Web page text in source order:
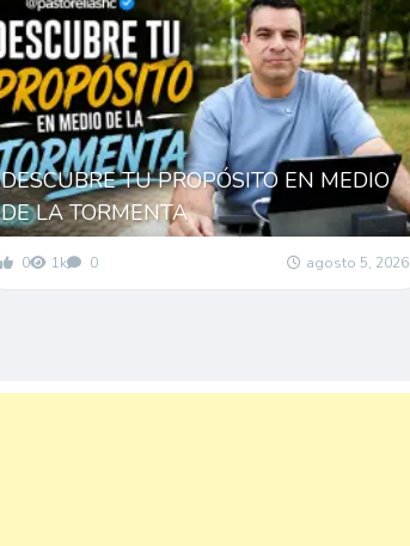
DESCUBRE TU PROPÓSITO EN MEDIO
DE LA TORMENTA
0 1k 0 agosto 5, 2026